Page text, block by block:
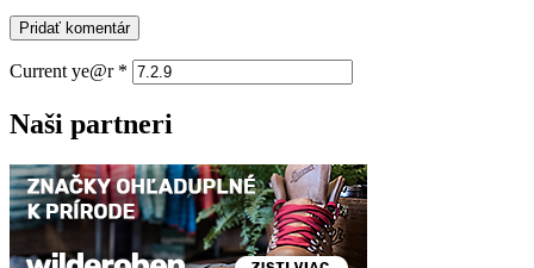
Current ye@r *
Naši partneri